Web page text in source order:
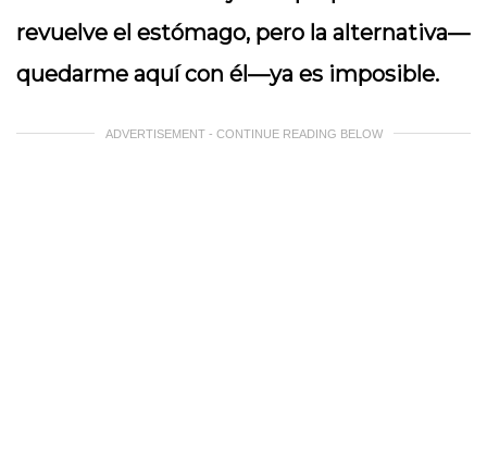
revuelve el estómago, pero la alternativa—
quedarme aquí con él—ya es imposible.
ADVERTISEMENT - CONTINUE READING BELOW